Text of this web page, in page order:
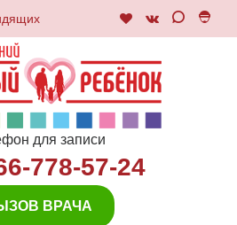
для записи
778-57-24
ВРАЧА